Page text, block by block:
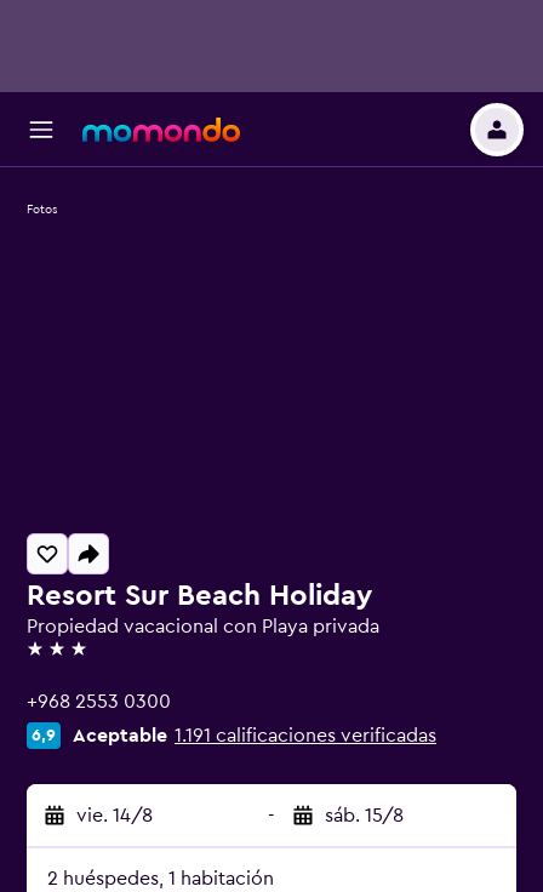
Resort Sur Beach Holiday
Propiedad vacacional con Playa privada
3 estrellas
+968 2553 0300
6,9 Aceptable 1.191 calificaciones verificadas
vie. 14/8 - sáb. 15/8
2 huéspedes, 1 habitación
Fotos